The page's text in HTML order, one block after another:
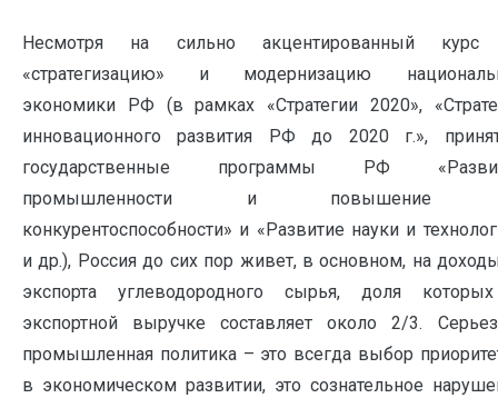
Несмотря на сильно акцентированный курс
«стратегизацию» и модернизацию
экономики РФ (в рамках «Стратегии 2020»,
инновационного развития РФ до 2020 г.»,
государственные программы РФ
промышленности и повышение
конкурентоспособности» и «Развитие науки и
и др.), Россия до сих пор живет, в основном, на
экспорта углеводородного сырья, доля
экспортной выручке составляет около 2/3.
промышленная политика – это всегда выбор
в экономическом развитии, это сознательное